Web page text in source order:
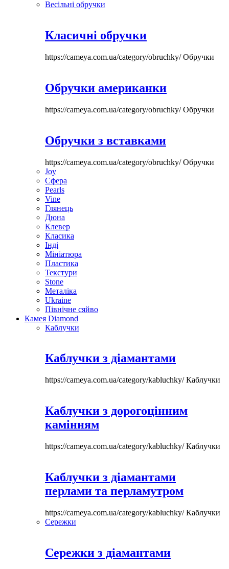
Весільні обручки
Класичні обручки
https://cameya.com.ua/category/obruchky/Обручки
Обручки американки
https://cameya.com.ua/category/obruchky/Обручки
Обручки з вставками
https://cameya.com.ua/category/obruchky/Обручки
Joy
Сфера
Pearls
Vine
Глянець
Дюна
Клевер
Класика
Інді
Мініатюра
Пластика
Текстури
Stone
Металіка
Ukraine
Північне сяйво
Камея Diamond
Каблучки
Каблучки з діамантами
https://cameya.com.ua/category/kabluchky/Каблучки
Каблучки з дорогоцінним
камінням
https://cameya.com.ua/category/kabluchky/Каблучки
Каблучки з діамантами
перлами та перламутром
https://cameya.com.ua/category/kabluchky/Каблучки
Сережки
Сережки з діамантами